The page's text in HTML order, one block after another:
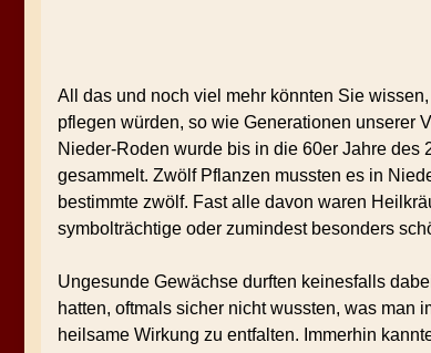
All das und noch viel mehr könnten Sie
pflegen würden, so wie Generationen unserer
Nieder-Roden wurde bis in die 60er Jahre des
gesammelt. Zwölf Pflanzen mussten es in
bestimmte zwölf. Fast alle davon waren
symbolträchtige oder zumindest besonders
Ungesunde Gewächse durften keinesfalls
hatten, oftmals sicher nicht wussten, was man
heilsame Wirkung zu entfalten. Immerhin